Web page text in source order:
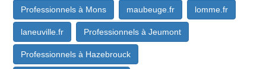
Professionnels à Mons maubeuge.fr lomme.fr
laneuville.fr Professionnels à Jeumont
Professionnels à Hazebrouck